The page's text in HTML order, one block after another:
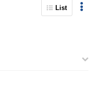
List